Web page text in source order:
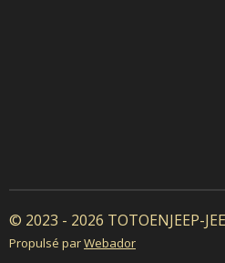
© 2023 - 2026 TOTOENJEEP-
Propulsé parWebador